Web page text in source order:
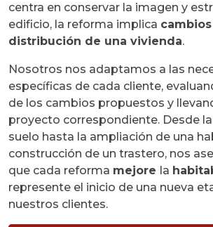
centra en conservar la imagen y
edificio, la reforma implica cambios
distribución de una vivienda.
Nosotros nos adaptamos a las
específicas de cada cliente,
de los cambios propuestos y
proyecto correspondiente. Desde
suelo hasta la ampliación de una
construcción de un trastero, nos
que cada reforma mejore la
represente el inicio de una nueva
nuestros clientes.